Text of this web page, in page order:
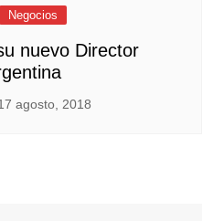
Negocios
nuevo Director
agosto, 2018